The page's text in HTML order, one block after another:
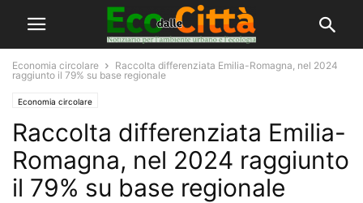
Economia circolare
Raccolta differenziata Emilia-Romagna, nel 2024
raggiunto il 79% su base regionale
Economia circolare
Raccolta differenziata Emilia-
Romagna, nel 2024 raggiunto
il 79% su base regionale